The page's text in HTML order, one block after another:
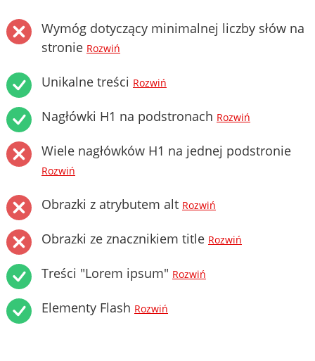
Wymóg dotyczący minimalnej liczby słów na
stronie Rozwiń
Unikalne treści Rozwiń
Nagłówki H1 na podstronach Rozwiń
Wiele nagłówków H1 na jednej podstronie
Rozwiń
Obrazki z atrybutem alt Rozwiń
Obrazki ze znacznikiem title Rozwiń
Treści "Lorem ipsum" Rozwiń
Elementy Flash Rozwiń